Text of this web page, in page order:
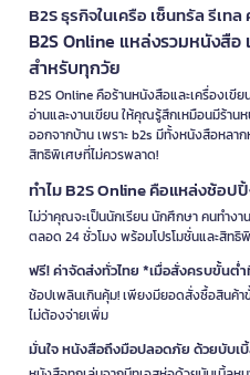
B2S ธุรกิจในเครือ เซ็นทรัล รีเท
B2S Online แหล่งรวมหนังสือ
สำหรับทุกวัย
B2S Online คือร้านหนังสือและเครื่องเขี
อ่านและงานเขียน ให้คุณรู้สึกเหมือนมีร้า
ออกจากบ้าน เพราะ b2s มีทั้งหนังสือหล
สิทธิพิเศษที่ไม่ควรพลาด!
ทำไม B2S Online คือแหล่งช้อ
ไม่ว่าคุณจะเป็นนักเรียน นักศึกษา คนทำ
ตลอด 24 ชั่วโมง พร้อมโปรโมชั่นและสิทธิ
ฟรี! ค่าจัดส่งทั่วไทย *เมื่อสั่งครบขั้นต่
ช้อปเพลินเกินคุ้ม! เพียงมียอดสั่งซื้อสินค้
ไม่ต้องจ่ายเพิ่ม
มั่นใจ หนังสือถึงมือปลอดภัย ด้วยบับเ